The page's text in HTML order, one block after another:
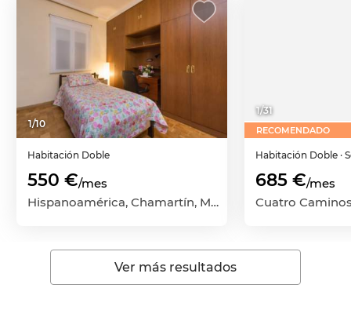
1/10
Habitación Doble
550 €/mes
Hispanoamérica, Chamartín, Madrid Capital, Madrid
1/31
RECOMENDADO
Habitación Doble ·
685 €/mes
Ver más resultados